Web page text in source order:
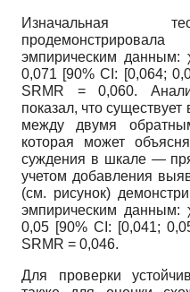
Изначальная
эмпирическим
0,071 [90% CI: [0,064;
SRMR = 0,060.
показал, что
между двумя
которая может
суждения в шкале —
учетом добавления
(см. рисунок)
эмпирическим
0,05 [90% CI: [0,041;
SRMR = 0,046.
Для проверки